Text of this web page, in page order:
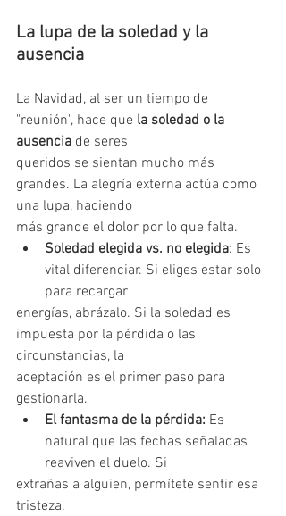
La lupa de la soledad y la
ausencia
La Navidad, al ser un tiempo de
"reunión", hace que la soledad o la
ausencia de seres
queridos se sientan mucho más
grandes. La alegría externa actúa como
una lupa, haciendo
más grande el dolor por lo que falta.
Soledad elegida vs. no elegida: Es
vital diferenciar. Si eliges estar solo
para recargar
energías, abrázalo. Si la soledad es
impuesta por la pérdida o las
circunstancias, la
aceptación es el primer paso para
gestionarla.
El fantasma de la pérdida: Es
natural que las fechas señaladas
reaviven el duelo. Si
extrañas a alguien, permítete sentir esa
tristeza.